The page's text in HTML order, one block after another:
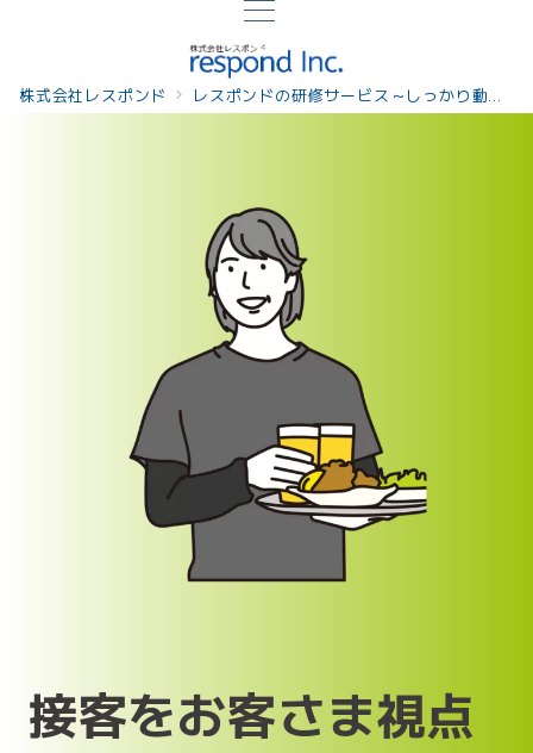
株式会社レスポンド レスポンドの研修サービス～しっかり動機づけし課題解決につながる研修
接客をお客さま視点